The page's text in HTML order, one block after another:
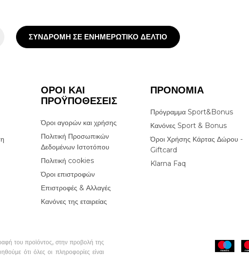
ΣΥΝΔΡΟΜΗ ΣΕ ΕΝΗΜΕΡΩΤΙΚΟ ΔΕΛΤΙΟ
ΟΡΟΙ ΚΑΙ
ΠΡΟΫΠΟΘΕΣΕΙΣ
Όροι αγορών και χρήσης
Πολιτική Προσωπικών
Δεδομένων Ιστοτόπου
Πολιτική cookies
Όροι επιστροφών
Επιστροφές & Αλλαγές
Κανόνες της εταιρείας
ΠΡΟΝΟΜΙΑ
Πρόγραμμα Sport&Bonus
Κανόνες Sport & Bonus
Όροι Χρήσης Κάρτας Δώρου -
Giftcard
Klarna Faq
του προϊόντος, στην προβολή της
ότι όλες οι πληροφορίες είναι